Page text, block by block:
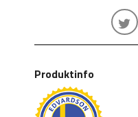
Produktinfo